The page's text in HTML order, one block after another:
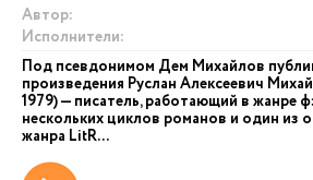
Автор:
Исполнители:
Под псевдонимом Дем Михайлов
произведения Руслан Алексеевич
1979) — писатель, работающий в жанре
нескольких циклов романов и один из
жанра LitR...